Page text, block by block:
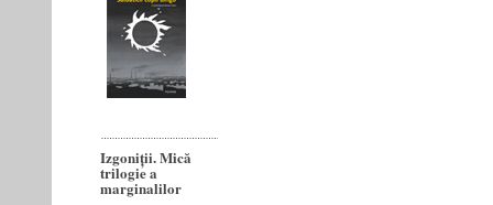
Izgoniții. Mică
trilogie a
marginalilor